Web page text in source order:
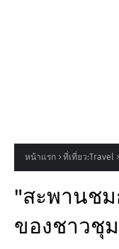
หน้าแรก ที่เที่ยว:Travel
"สะพานช
ของชาวชุ